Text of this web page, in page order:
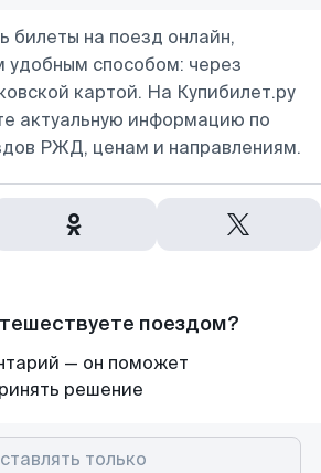
билеты на поезд онлайн,
удобным способом: через
картой. На Купибилет.ру
актуальную информацию по
РЖД, ценам и направлениям.
поездом?
— он поможет
решение